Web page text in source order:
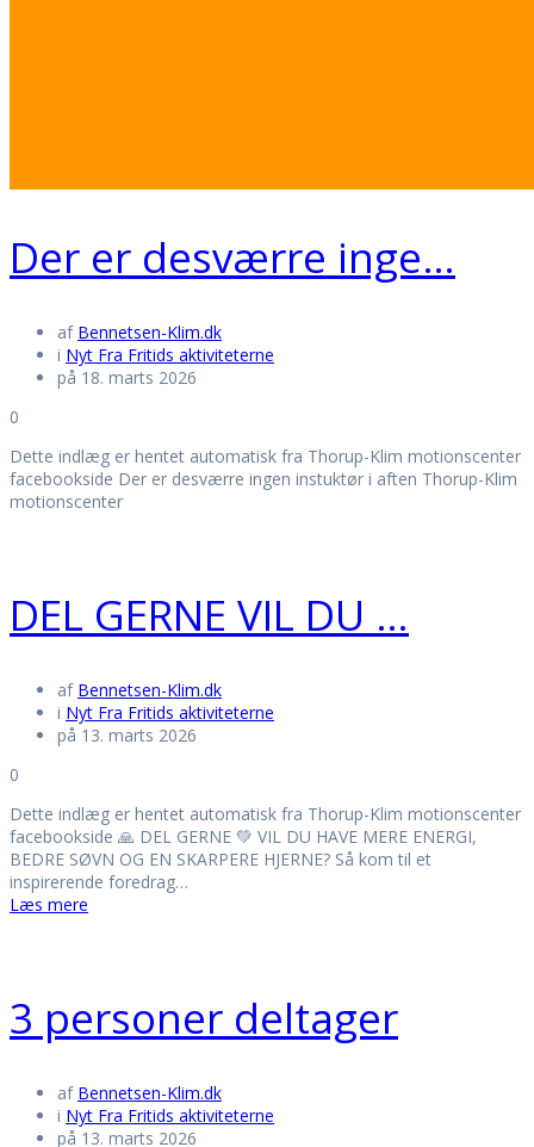
Der er desværre inge…
af Bennetsen-Klim.dk
i Nyt Fra Fritids aktiviteterne
på 18. marts 2026
0
Dette indlæg er hentet automatisk fra Thorup-Klim motionscenter
facebookside Der er desværre ingen instuktør i aften Thorup-Klim
motionscenter
DEL GERNE VIL DU …
af Bennetsen-Klim.dk
i Nyt Fra Fritids aktiviteterne
på 13. marts 2026
0
Dette indlæg er hentet automatisk fra Thorup-Klim motionscenter
facebookside 🙏 DEL GERNE 💚 VIL DU HAVE MERE ENERGI,
BEDRE SØVN OG EN SKARPERE HJERNE? Så kom til et
inspirerende foredrag…
Læs mere
3 personer deltager
af Bennetsen-Klim.dk
i Nyt Fra Fritids aktiviteterne
på 13. marts 2026